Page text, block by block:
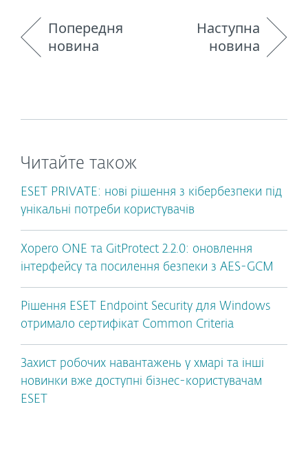
Попередня
новина
Наступна
новина
Читайте також
ESET PRIVATE: нові рішення з кібербезпеки під
унікальні потреби користувачів
Xopero ONE та GitProtect 2.2.0: оновлення
інтерфейсу та посилення безпеки з AES-GCM
Рішення ESET Endpoint Security для Windows
отримало сертифікат Common Criteria
Захист робочих навантажень у хмарі та інші
новинки вже доступні бізнес-користувачам
ESET